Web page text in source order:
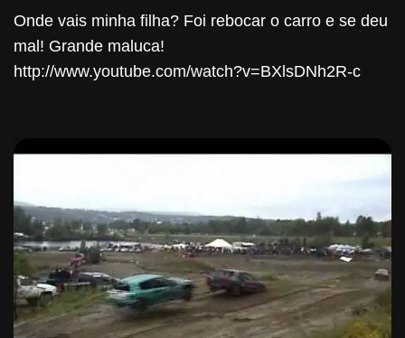
Onde vais minha filha? Foi rebocar o carro e se deu
mal! Grande maluca!
http://www.youtube.com/watch?v=BXlsDNh2R-c